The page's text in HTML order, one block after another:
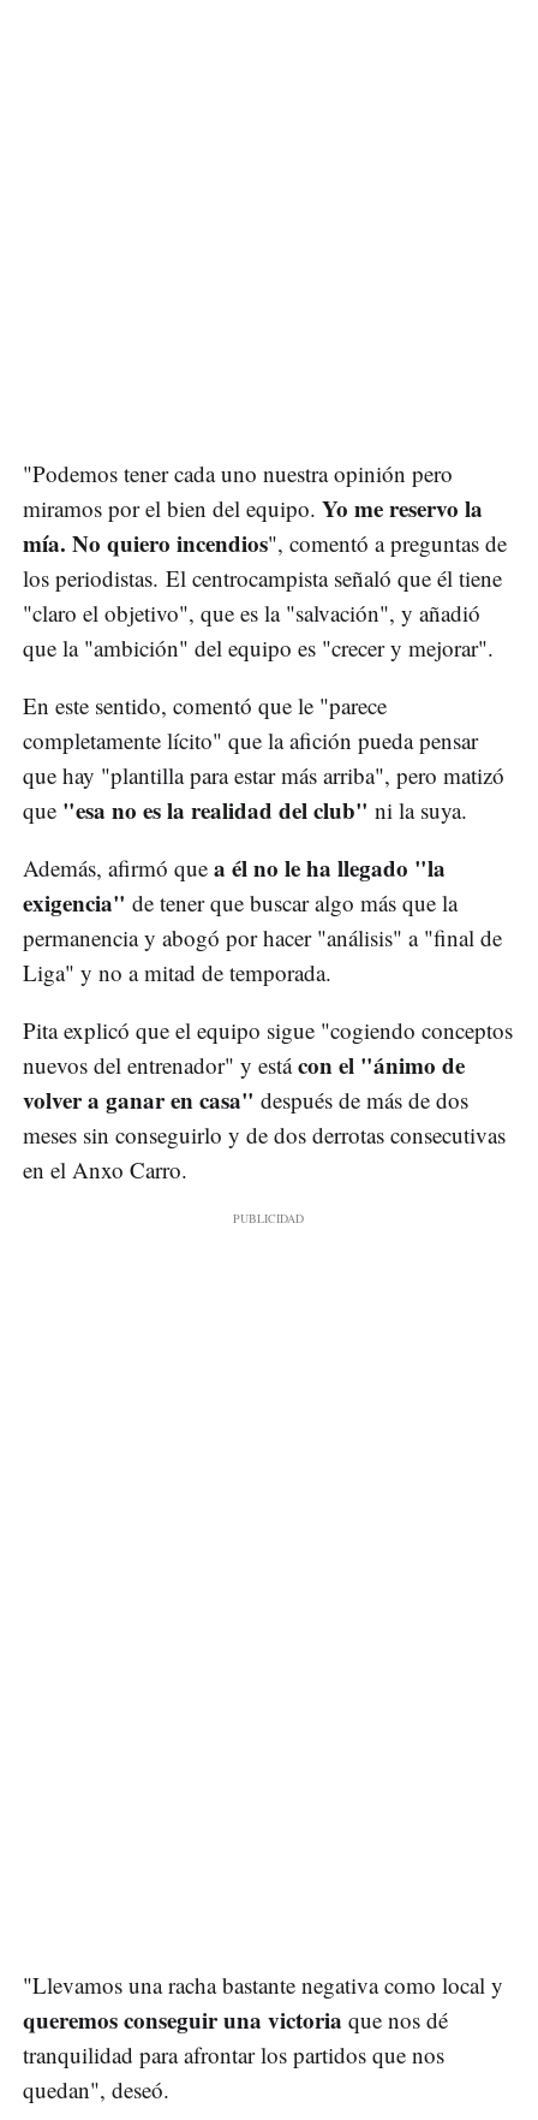
"Podemos tener cada uno nuestra opinión pero
miramos por el bien del equipo. Yo me reservo la
mía. No quiero incendios", comentó a preguntas de
los periodistas. El centrocampista señaló que él tiene
"claro el objetivo", que es la "salvación", y añadió
que la "ambición" del equipo es "crecer y mejorar".
En este sentido, comentó que le "parece
completamente lícito" que la afición pueda pensar
que hay "plantilla para estar más arriba", pero matizó
que "esa no es la realidad del club" ni la suya.
Además, afirmó que a él no le ha llegado "la
exigencia" de tener que buscar algo más que la
permanencia y abogó por hacer "análisis" a "final de
Liga" y no a mitad de temporada.
Pita explicó que el equipo sigue "cogiendo conceptos
nuevos del entrenador" y estácon el "ánimo de
volver a ganar en casa" después de más de dos
meses sin conseguirlo y de dos derrotas consecutivas
en el Anxo Carro.
"Llevamos una racha bastante negativa como local y
queremos conseguir una victoria que nos dé
tranquilidad para afrontar los partidos que nos
quedan", deseó.